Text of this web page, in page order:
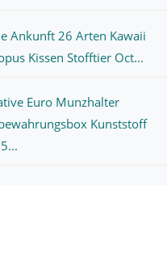
Ankunft 26 Arten Kawaii
Kissen Stofftier Oct...
Euro Munzhalter
Kunststoff